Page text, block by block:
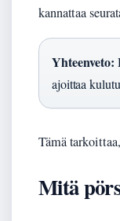
kannattaa
Yhteenveto:
ajoittaa
Tämä
Mitä